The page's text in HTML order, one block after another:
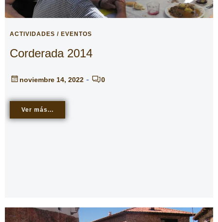
ACTIVIDADES / EVENTOS
Corderada 2014
noviembre 14, 2022 - 0
Ver más...